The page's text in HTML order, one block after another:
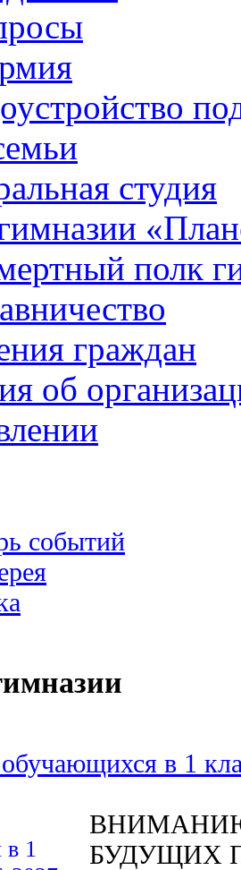
студия
полк
граждан
об
событий
в 1
БУДУЩИХ